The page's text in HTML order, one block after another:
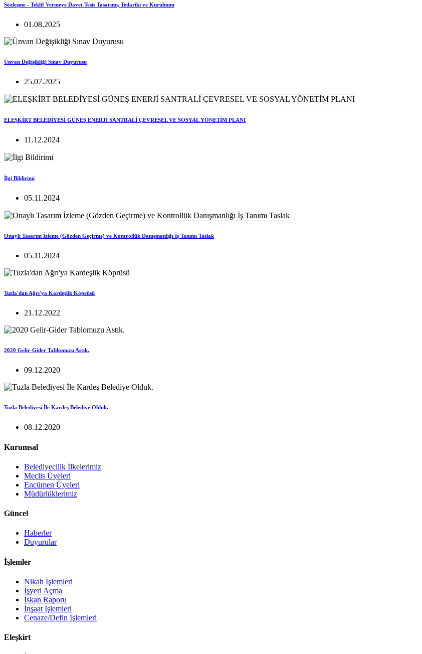
Sözleşme - Teklif Vermeye Davet Tesis Tasarımı, Tedariki ve Kurulumu
01.08.2025
Ünvan Değişikliği Sınav Duyurusu
25.07.2025
ELEŞKİRT BELEDİYESİ GÜNEŞ ENERJİ SANTRALİ ÇEVRESEL VE SOSYAL YÖNETİM PLANI
11.12.2024
İlgi Bildirimi
05.11.2024
Onaylı Tasarım İzleme (Gözden Geçirme) ve Kontrollük Danışmanlığı İş Tanımı Taslak
05.11.2024
Tuzla'dan Ağrı'ya Kardeşlik Köprüsü
21.12.2022
2020 Gelir-Gider Tablomuzu Astık.
09.12.2020
Tuzla Belediyesi İle Kardeş Belediye Olduk.
08.12.2020
Kurumsal
Belediyecilik İlkelerimiz
Meclis Üyeleri
Encümen Üyeleri
Müdürlüklerimiz
Güncel
Haberler
Duyurular
İşlemler
Nikah İşlemleri
İşyeri Açma
İskan Raporu
İnşaat İşlemleri
Cenaze/Defin İşlemleri
Eleşkirt